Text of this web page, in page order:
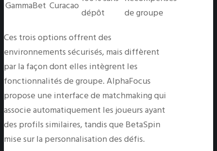
GammaBet Curacao
dépôt
de groupe
Ces trois options offrent des
environnements sécurisés, mais diffèrent
par la façon dont elles intègrent les
fonctionnalités de groupe. AlphaFocus
propose une interface de matchmaking qui
associe automatiquement les joueurs ayant
des profils similaires, tandis que BetaSpin
mise sur la personnalisation des défis.